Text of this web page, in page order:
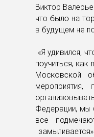
Виктор
что было на
в будущем не
«Я удивился,
поучиться,
Московской
Федерации, мы
все